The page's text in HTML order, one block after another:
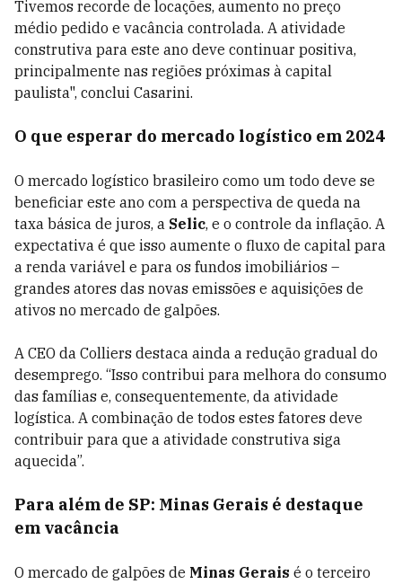
Tivemos recorde de locações, aumento no preço
médio pedido e vacância controlada. A atividade
construtiva para este ano deve continuar positiva,
principalmente nas regiões próximas à capital
paulista", conclui Casarini.
O que esperar do mercado logístico em 2024
O mercado logístico brasileiro como um todo deve se
beneficiar este ano com a perspectiva de queda na
taxa básica de juros, a Selic, e o controle da inflação. A
expectativa é que isso aumente o fluxo de capital para
a renda variável e para os fundos imobiliários –
grandes atores das novas emissões e aquisições de
ativos no mercado de galpões.
A CEO da Colliers destaca ainda a redução gradual do
desemprego. “Isso contribui para melhora do consumo
das famílias e, consequentemente, da atividade
logística. A combinação de todos estes fatores deve
contribuir para que a atividade construtiva siga
aquecida”.
Para além de SP: Minas Gerais é destaque
em vacância
O mercado de galpões de Minas Gerais é o terceiro